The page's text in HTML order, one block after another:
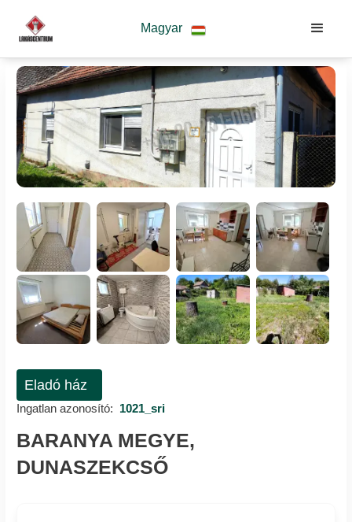
Magyar
Eladó ház
Ingatlan azonosító: 1021_sri
BARANYA MEGYE,
DUNASZEKCSŐ